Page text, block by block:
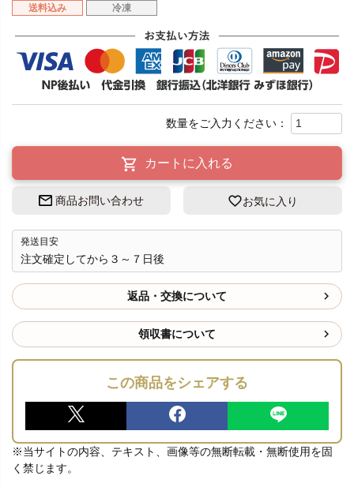
送料込み 冷凍
カートに入れる
商品お問い合わせ お気に入り
発送目安
注文確定してから３～７日後
返品・交換について
領収書について
この商品をシェアする
※当サイトの内容、テキスト、画像等の無断転載・無断使用を固
く禁じます。